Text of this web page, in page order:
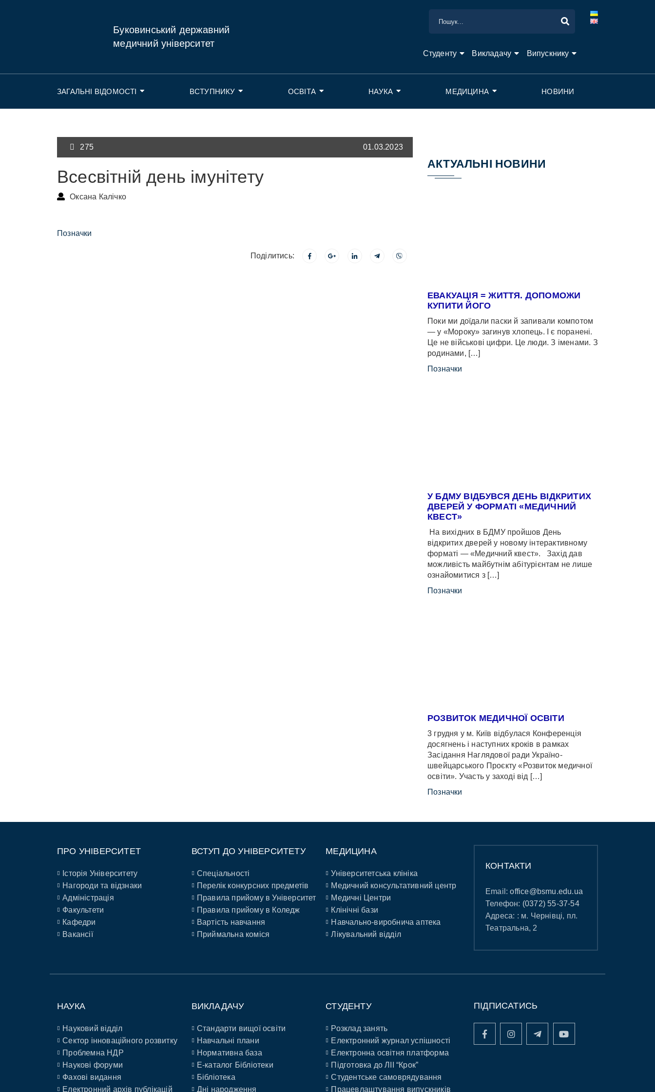
Буковинський державний
медичний університет
Студенту Викладачу Випускнику
ЗАГАЛЬНІ ВІДОМОСТІ ВСТУПНИКУ ОСВІТА НАУКА МЕДИЦИНА НОВИНИ
275 01.03.2023
Всесвітній день імунітету
Оксана Калічко
Позначки
Поділитись:
АКТУАЛЬНІ НОВИНИ
ЕВАКУАЦІЯ = ЖИТТЯ. ДОПОМОЖИ
КУПИТИ ЙОГО
Поки ми доїдали паски й запивали компотом
— у «Мороку» загинув хлопець. І є поранені.
Це не військові цифри. Це люди. З іменами. З
родинами, […]
Позначки
У БДМУ ВІДБУВСЯ ДЕНЬ ВІДКРИТИХ
ДВЕРЕЙ У ФОРМАТІ «МЕДИЧНИЙ
КВЕСТ»
На вихідних в БДМУ пройшов День
відкритих дверей у новому інтерактивному
форматі — «Медичний квест». Захід дав
можливість майбутнім абітурієнтам не лише
ознайомитися з […]
Позначки
РОЗВИТОК МЕДИЧНОЇ ОСВІТИ
3 грудня у м. Київ відбулася Конференція
досягнень і наступних кроків в рамках
Засідання Наглядової ради Україно-
швейцарського Проєкту «Розвиток медичної
освіти». Участь у заході від […]
Позначки
ПРО УНІВЕРСИТЕТ
Історія Університету
Нагороди та відзнаки
Адміністрація
Факультети
Кафедри
Вакансії
ВСТУП ДО УНІВЕРСИТЕТУ
Спеціальності
Перелік конкурсних предметів
Правила прийому в Університет
Правила прийому в Коледж
Вартість навчання
Приймальна коміся
МЕДИЦИНА
Університетська клініка
Медичний консультативний центр
Медичні Центри
Клінічні бази
Навчально-виробнича аптека
Лікувальний відділ
КОНТАКТИ
Email:office@bsmu.edu.ua
Телефон: (0372) 55-37-54
Адреса: : м. Чернівці, пл.
Театральна, 2
НАУКА
Науковий відділ
Сектор інноваційного розвитку
Проблемна НДР
Наукові форуми
Фахові видання
Електронний архів публікацій
ВИКЛАДАЧУ
Стандарти вищої освіти
Навчальні плани
Нормативна база
E-каталог Бібліотеки
Бібліотека
Дні народження
СТУДЕНТУ
Розклад занять
Електронний журнал успішності
Електронна освітня платформа
Підготовка до ЛІІ “Крок”
Студентське самоврядування
Працевлаштування випускників
ПІДПИСАТИСЬ